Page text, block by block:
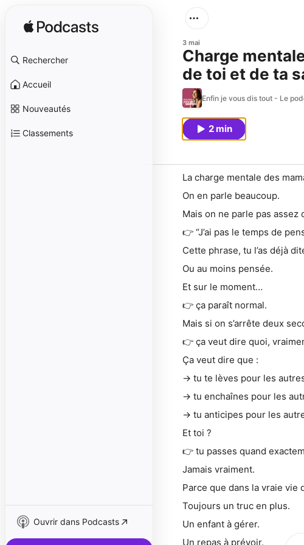
Rechercher
Accueil
Nouveautés
Classements
Ouvrir dans Podcasts
3 mai
Charge
de toi et de ta
Enfin je vous dis tout - Le
2 min
La charge mentale des
On en parle beaucoup.
Mais on ne parle pas
👉 “J’ai pas le temps de
Cette phrase, tu l’as déjà
Ou au moins pensée.
Et sur le moment…
👉 ça paraît normal.
Mais si on s’arrête deux
👉 ça veut dire quoi,
Ça veut dire que :
→ tu te lèves pour les
→ tu enchaînes pour les
→ tu anticipes pour les
Et toi ?
👉 tu passes quand
Jamais vraiment.
Parce que dans la vraie vie
Toujours un truc en plus.
Un enfant à gérer.
Un repas à prévoir.